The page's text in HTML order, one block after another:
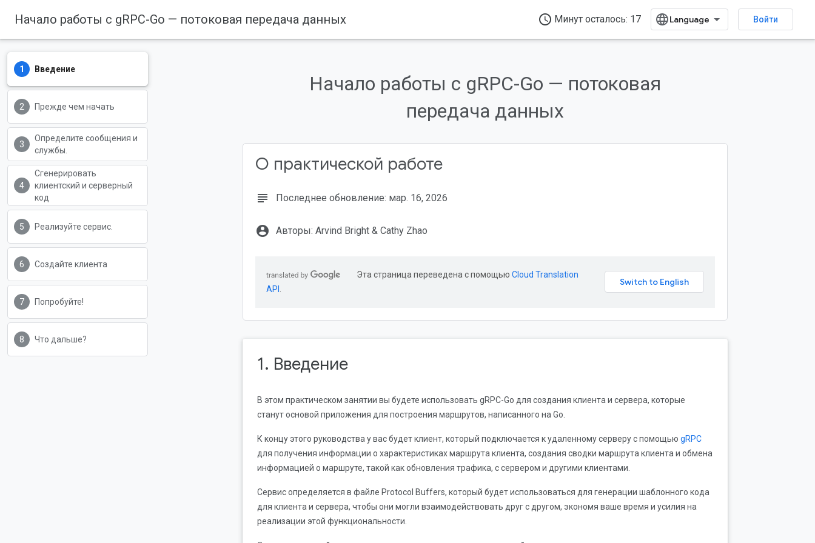
Начало работы с gRPC-Go — потоковая передача данных access_time Минут осталось: 17 Войти
Введение
Прежде чем начать
Определите сообщения и
службы.
Сгенерировать
клиентский и серверный
код
Реализуйте сервис.
Создайте клиента
Попробуйте!
Что дальше?
Начало работы с gRPC-Go — потоковая
передача данных
О практической работе
subject Последнее обновление: мар. 16, 2026
account_circle Авторы: Arvind Bright & Cathy Zhao
Эта страница переведена с помощью Cloud Translation
API
1. Введение
В этом практическом занятии вы будете использовать gRPC-Go для создания клиента и сервера, которые
станут основой приложения для построения маршрутов, написанного на Go.
К концу этого руководства у вас будет клиент, который подключается к удаленному серверу с помощью gRPC
для получения информации о характеристиках маршрута клиента, создания сводки маршрута клиента и обмена
информацией о маршруте, такой как обновления трафика, с сервером и другими клиентами.
Сервис определяется в файле Protocol Buffers, который будет использоваться для генерации шаблонного кода
для клиента и сервера, чтобы они могли взаимодействовать друг с другом, экономя ваше время и усилия на
реализации этой функциональности.